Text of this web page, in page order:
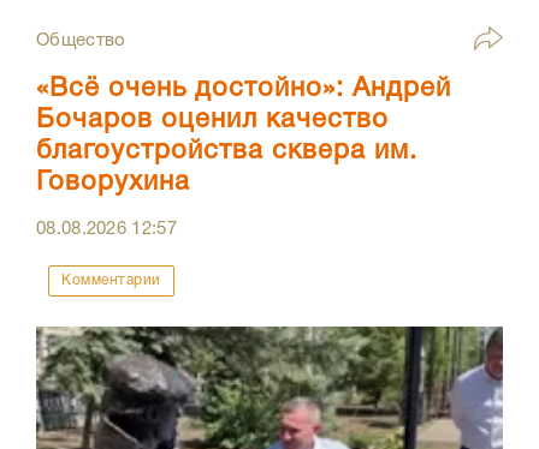
Общество
«Всё очень достойно»: Андрей
Бочаров оценил качество
благоустройства сквера им.
Говорухина
08.08.2026 12:57
Комментарии